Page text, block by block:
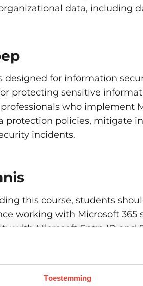
Toestemming
risks, alerts, and
security alerts and
used by AI services
data, including
designed for information
protecting sensitive
who implement
protection policies, mitigate
incidents.
this course, students
working with Microsoft 365
with Microsoft Entra ID and
of Microsoft
Defender for Cloud Apps
of information